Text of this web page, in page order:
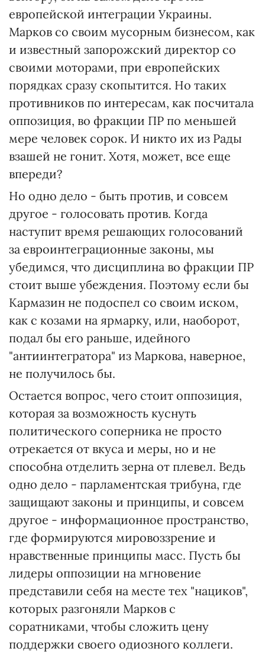
европейской интеграции Украины.
Марков со своим мусорным бизнесом, как
и известный запорожский директор со
своими моторами, при европейских
порядках сразу скопытится. Но таких
противников по интересам, как посчитала
оппозиция, во фракции ПР по меньшей
мере человек сорок. И никто их из Рады
взашей не гонит. Хотя, может, все еще
впереди?
Но одно дело - быть против, и совсем
другое - голосовать против. Когда
наступит время решающих голосований
за евроинтеграционные законы, мы
убедимся, что дисциплина во фракции ПР
стоит выше убеждения. Поэтому если бы
Кармазин не подоспел со своим иском,
как с козами на ярмарку, или, наоборот,
подал бы его раньше, идейного
"антиинтегратора" из Маркова, наверное,
не получилось бы.
Остается вопрос, чего стоит оппозиция,
которая за возможность куснуть
политического соперника не просто
отрекается от вкуса и меры, но и не
способна отделить зерна от плевел. Ведь
одно дело - парламентская трибуна, где
защищают законы и принципы, и совсем
другое - информационное пространство,
где формируются мировоззрение и
нравственные принципы масс. Пусть бы
лидеры оппозиции на мгновение
представили себя на месте тех "нациков",
которых разгоняли Марков с
соратниками, чтобы сложить цену
поддержки своего одиозного коллеги.